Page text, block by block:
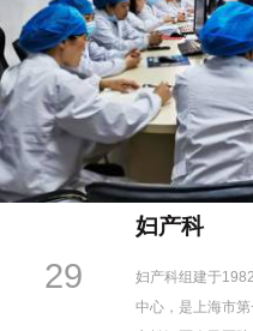
29
妇产科
妇产科组建于
中心，是上海市